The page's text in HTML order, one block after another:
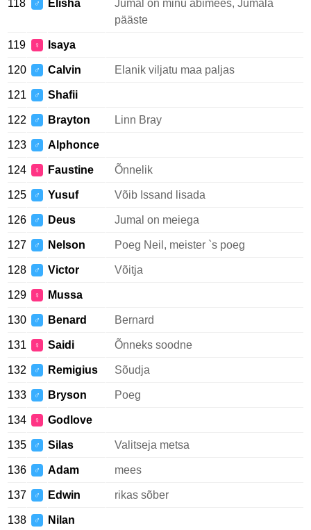
118 ♂ Elisha
Jumal on minu abimees, Jumala
pääste
119 ♀ Isaya
120 ♂ Calvin Elanik viljatu maa paljas
121 ♂ Shafii
122 ♂ Brayton Linn Bray
123 ♂ Alphonce
124 ♀ Faustine Õnnelik
125 ♂ Yusuf Võib Issand lisada
126 ♂ Deus Jumal on meiega
127 ♂ Nelson Poeg Neil, meister `s poeg
128 ♂ Victor Võitja
129 ♀ Mussa
130 ♂ Benard Bernard
131 ♀ Saidi Õnneks soodne
132 ♂ Remigius Sõudja
133 ♂ Bryson Poeg
134 ♀ Godlove
135 ♂ Silas Valitseja metsa
136 ♂ Adam mees
137 ♂ Edwin rikas sõber
138 ♂ Nilan